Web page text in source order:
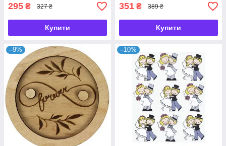
295 ₴ 327 ₴
Купити
351 ₴ 389 ₴
Купити
–9% –10%